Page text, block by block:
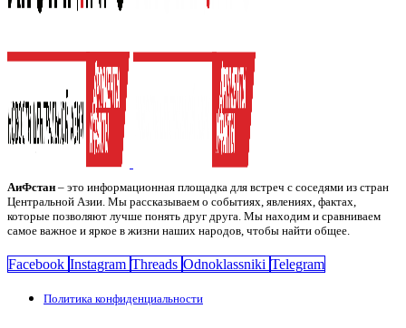
АиФстан – это информационная площадка для встреч с соседями из стран
Центральной Азии. Мы рассказываем о событиях, явлениях, фактах,
которые позволяют лучше понять друг друга. Мы находим и сравниваем
самое важное и яркое в жизни наших народов, чтобы найти общее.
Facebook Instagram Threads Odnoklassniki Telegram
Политика конфиденциальности